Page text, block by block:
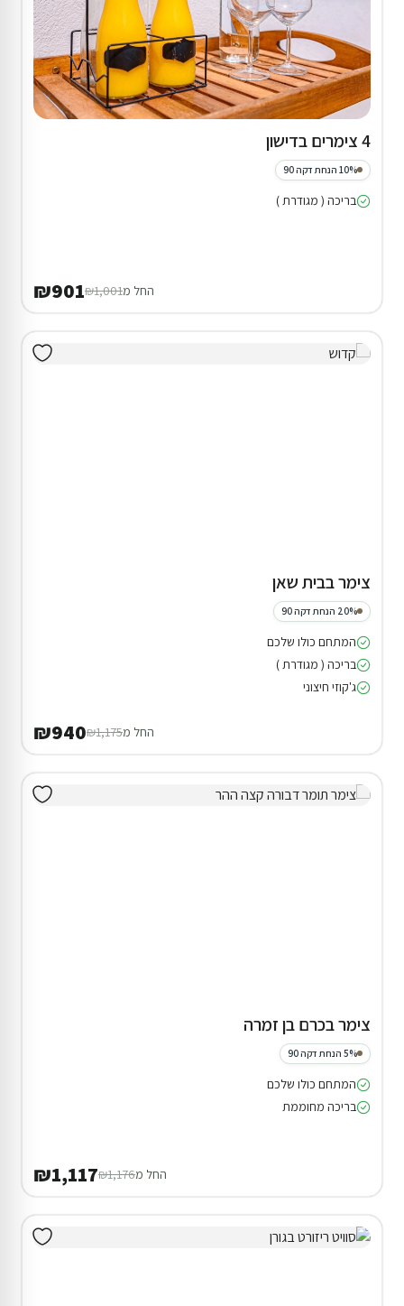
4 צימרים בדישון
10% הנחת דקה 90
בריכה ( מגודרת )
החל מ₪1,001
₪901
צימר בבית שאן
20% הנחת דקה 90
המתחם כולו שלכם
בריכה ( מגודרת )
ג'קוזי חיצוני
החל מ₪1,175
₪940
צימר בכרם בן זמרה
5% הנחת דקה 90
המתחם כולו שלכם
בריכה מחוממת
החל מ₪1,176
₪1,117